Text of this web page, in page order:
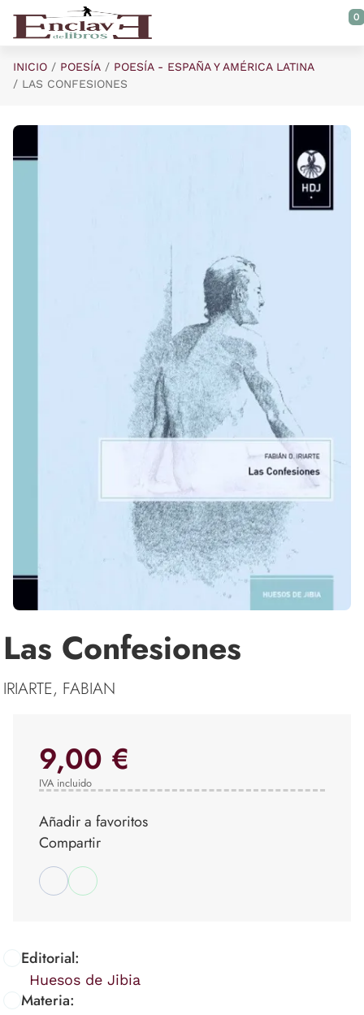
Saltar al contenido principal
0
INICIO POESÍA
POESÍA - ESPAÑA Y AMÉRICA LATINA
LAS CONFESIONES
Las Confesiones
IRIARTE, FABIAN
Editorial:
Huesos de Jibia
Materia:
9,00 €
IVA incluido
Añadir a favoritos
Compartir